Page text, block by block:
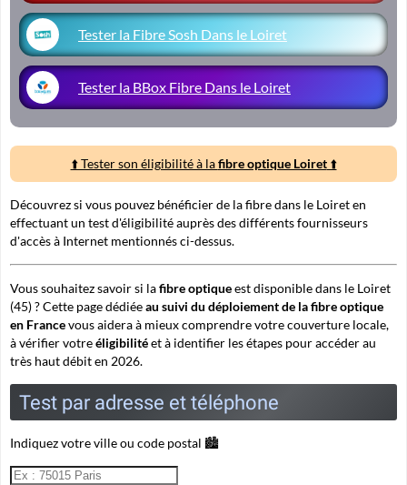
Tester la Fibre Sosh Dans le Loiret
Tester la BBox Fibre Dans le Loiret
⬆️ Tester son éligibilité à lafibre optique Loiret⬆️
Découvrez si vous pouvez bénéficier de la fibre dans le Loiret en
effectuant un test d'éligibilité auprès des différents fournisseurs
d'accès à Internet mentionnés ci-dessus.
Vous souhaitez savoir si lafibre optiqueest disponible dans le Loiret
(45) ? Cette page dédiéeau suivi du déploiement de la fibre optique
en Francevous aidera à mieux comprendre votrecouverture locale,
à vérifier votreéligibilitéet à identifier les étapes pour accéder au
très haut débit en 2026.
Test par adresse et téléphone
Indiquez votre ville ou code postal 🏙️